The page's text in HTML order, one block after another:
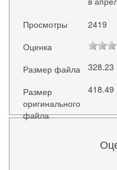
Просмотры
2419
Оценка
Размер файла
328.23
Размер
оригинального
файла
418.49